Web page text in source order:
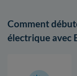
Comment
électrique avec